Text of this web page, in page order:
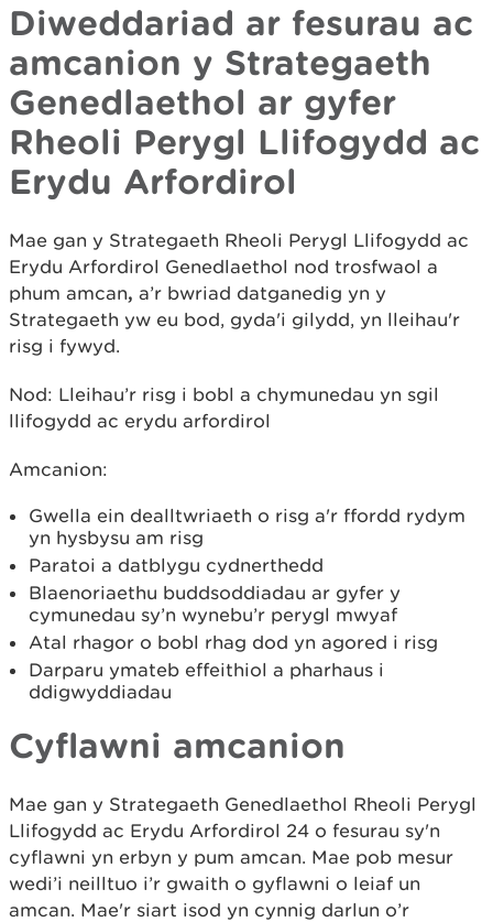
Diweddariad ar fesurau ac
amcanion y Strategaeth
Genedlaethol ar gyfer
Rheoli Perygl Llifogydd ac
Erydu Arfordirol
Mae gan y Strategaeth Rheoli Perygl Llifogydd ac
Erydu Arfordirol Genedlaethol nod trosfwaol a
phum amcan, a’r bwriad datganedig yn y
Strategaeth yw eu bod, gyda'i gilydd, yn lleihau'r
risg i fywyd.
Nod: Lleihau’r risg i bobl a chymunedau yn sgil
llifogydd ac erydu arfordirol
Amcanion:
Gwella ein dealltwriaeth o risg a'r ffordd rydym
yn hysbysu am risg
Paratoi a datblygu cydnerthedd
Blaenoriaethu buddsoddiadau ar gyfer y
cymunedau sy’n wynebu’r perygl mwyaf
Atal rhagor o bobl rhag dod yn agored i risg
Darparu ymateb effeithiol a pharhaus i
ddigwyddiadau
Cyflawni amcanion
Mae gan y Strategaeth Genedlaethol Rheoli Perygl
Llifogydd ac Erydu Arfordirol 24 o fesurau sy'n
cyflawni yn erbyn y pum amcan. Mae pob mesur
wedi’i neilltuo i’r gwaith o gyflawni o leiaf un
amcan. Mae'r siart isod yn cynnig darlun o’r